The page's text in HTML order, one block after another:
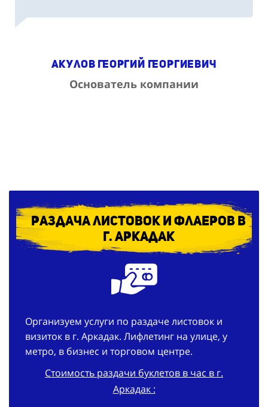
Акулов Георгий Георгиевич
Основатель компании
Раздача листовок и флаеров в
г. Аркадак
Организуем услуги по раздаче листовок и
визиток в г. Аркадак. Лифлетинг на улице, у
метро, в бизнес и торговом центре.
Стоимость раздачи буклетов в час в г.
Аркадак :